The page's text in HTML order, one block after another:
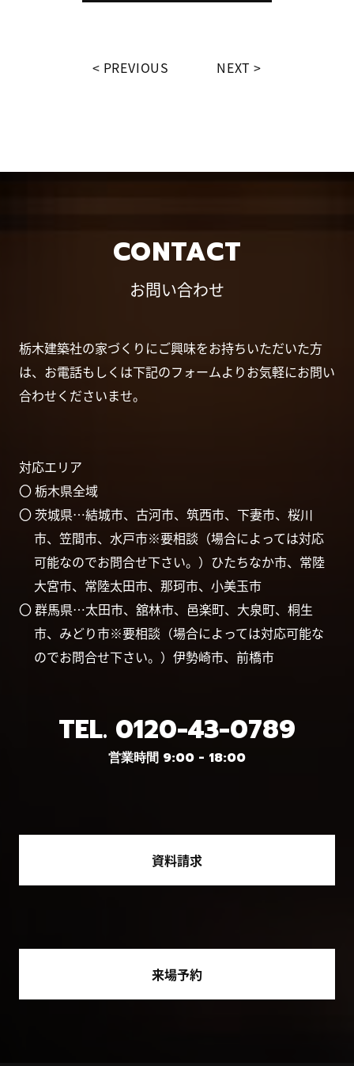
PREVIOUS NEXT
CONTACT
お問い合わせ
栃木建築社の家づくりにご興味をお持ちいただいた方
は、お電話もしくは下記のフォームよりお気軽にお問い
合わせくださいませ。
対応エリア
〇 栃木県全域
〇 茨城県…結城市、古河市、筑西市、下妻市、桜川
市、笠間市、水戸市※要相談（場合によっては対応
可能なのでお問合せ下さい。）ひたちなか市、常陸
大宮市、常陸太田市、那珂市、小美玉市
〇 群馬県…太田市、舘林市、邑楽町、大泉町、桐生
市、みどり市※要相談（場合によっては対応可能な
のでお問合せ下さい。）伊勢崎市、前橋市
TEL. 0120-43-0789
営業時間 9:00 - 18:00
資料請求
来場予約